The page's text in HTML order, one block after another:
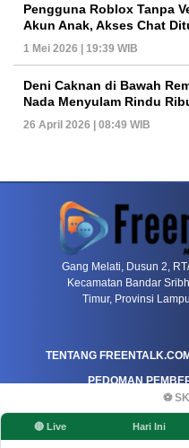
⚽
🔴 Live Hari Ini
Pengguna Roblox Tanpa
Akun Anak, Akses Chat
1 Mei 2026 | 19:39 WIB
Deni Caknan di Bawah
Nada Menyulam Rindu
26 April 2026 | 08:49 WIB
PETIR800 LOGIN Tren
Gang Melati, Dusun 2,
Kecamatan Bandar
Timur, Provinsi
TENTANG FREENTALK.COM
PEDOMAN
KOREKSI & KLARIFIKASI